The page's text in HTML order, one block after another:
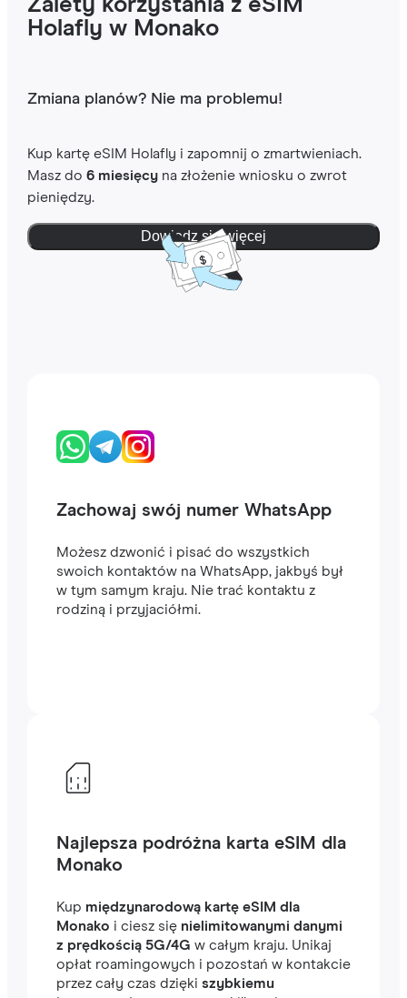
Zalety korzystania z eSIM
Holafly w Monako
Zmiana planów? Nie ma problemu!
Kup kartę eSIM Holafly i zapomnij o zmartwieniach.
Masz do 6 miesięcyna złożenie wniosku o zwrot
pieniędzy.
Dowiedz się więcej
Zachowaj swój numer WhatsApp
Możesz dzwonić i pisać do wszystkich
swoich kontaktów na WhatsApp, jakbyś był
w tym samym kraju. Nie trać kontaktu z
rodziną i przyjaciółmi.
Najlepsza podróżna karta eSIM dla
Monako
Kup międzynarodową kartę eSIM dla
Monako i ciesz się nielimitowanymi danymi
z prędkością 5G/4G w całym kraju. Unikaj
opłat roamingowych i pozostań w kontakcie
przez cały czas dzięki szybkiemu